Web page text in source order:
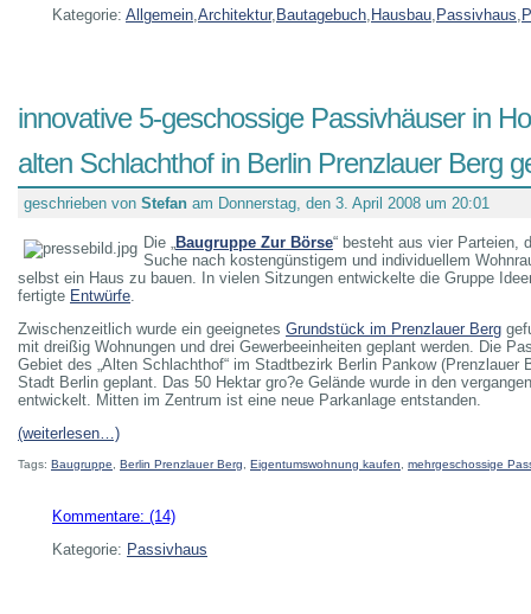
Kategorie: Allgemein,Architektur, Bautagebuch, Hausbau, Passivhaus,
innovative 5-geschossige Passivhäuser in
alten Schlachthof in Berlin Prenzlauer Berg
geschrieben von Stefan am Donnerstag, den 3. April 2008 um 20:01
Die „Baugruppe Zur Börse“ besteht aus vier Parteien,
Suche nach kostengünstigem und individuellem
selbst ein Haus zu bauen. In vielen Sitzungen entwickelte die Gruppe
fertigte Entwürfe.
Zwischenzeitlich wurde ein geeignetes Grundstück im Prenzlauer Berg
mit dreißig Wohnungen und drei Gewerbeeinheiten geplant werden. Die
Gebiet des „Alten Schlachthof“ im Stadtbezirk Berlin Pankow (Prenzlauer
Stadt Berlin geplant. Das 50 Hektar gro?e Gelände wurde in den
entwickelt. Mitten im Zentrum ist eine neue Parkanlage entstanden.
(weiterlesen…)
Tags: Baugruppe Berlin Prenzlauer Berg Eigentumswohnung kaufen mehrgeschossige
Kommentare: (14)
Kategorie: Passivhaus